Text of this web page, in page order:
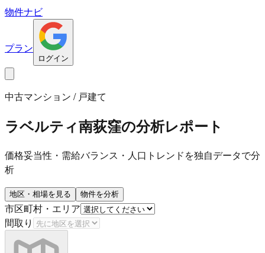
物件ナビ
プラン
ログイン
中古マンション / 戸建て
ラベルティ南荻窪の分析レポート
価格妥当性・需給バランス・人口トレンドを独自データで分
析
地区・相場を見る 物件を分析
市区町村・エリア
間取り